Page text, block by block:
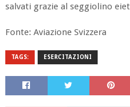
salvati grazie al seggiolino
Fonte: Aviazione Svizzera
TAGS: ESERCITAZIONI